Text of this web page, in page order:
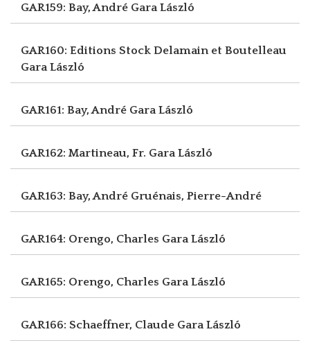
GAR159: Bay, André Gara László
GAR160: Editions Stock Delamain et Boutelleau
Gara László
GAR161: Bay, André Gara László
GAR162: Martineau, Fr. Gara László
GAR163: Bay, André Gruénais, Pierre-André
GAR164: Orengo, Charles Gara László
GAR165: Orengo, Charles Gara László
GAR166: Schaeffner, Claude Gara László